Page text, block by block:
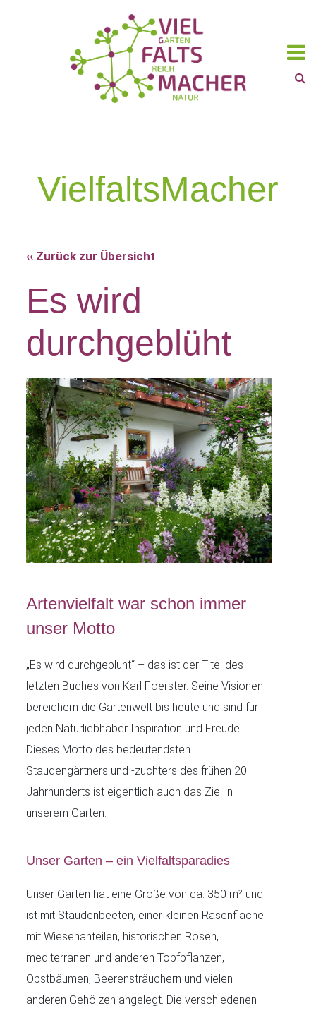
VielfaltsMacher
‹‹ Zurück zur Übersicht
Es wird
durchgeblüht
Artenvielfalt war schon immer
unser Motto
„Es wird durchgeblüht“ – das ist der Titel des
letzten Buches von Karl Foerster. Seine Visionen
bereichern die Gartenwelt bis heute und sind für
jeden Naturliebhaber Inspiration und Freude.
Dieses Motto des bedeutendsten
Staudengärtners und -züchters des frühen 20.
Jahrhunderts ist eigentlich auch das Ziel in
unserem Garten.
Unser Garten – ein Vielfaltsparadies
Unser Garten hat eine Größe von ca. 350 m² und
ist mit Staudenbeeten, einer kleinen Rasenfläche
mit Wiesenanteilen, historischen Rosen,
mediterranen und anderen Topfpflanzen,
Obstbäumen, Beerensträuchern und vielen
anderen Gehölzen angelegt. Die verschiedenen